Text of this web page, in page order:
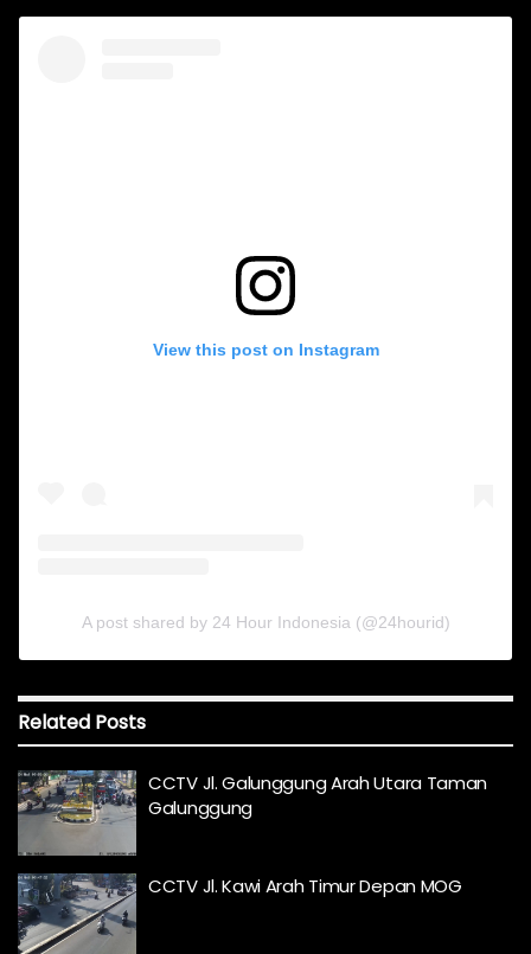
View this post on Instagram
A post shared by 24 Hour Indonesia (@24hourid)
Related Posts
CCTV Jl. Galunggung Arah Utara Taman
Galunggung
CCTV Jl. Kawi Arah Timur Depan MOG